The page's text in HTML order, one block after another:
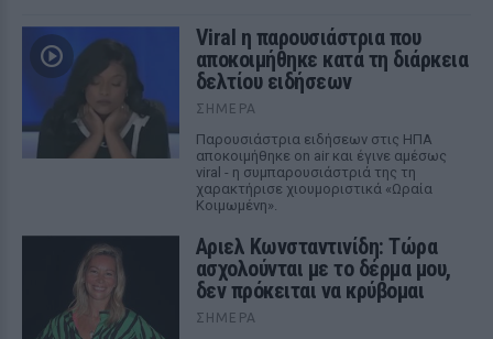
Viral η παρουσιάστρια που
αποκοιμήθηκε κατά τη διάρκεια
δελτίου ειδήσεων
ΣΉΜΕΡΑ
Παρουσιάστρια ειδήσεων στις ΗΠΑ
αποκοιμήθηκε on air και έγινε αμέσως
viral - η συμπαρουσιάστριά της τη
χαρακτήρισε χιουμοριστικά «Ωραία
Κοιμωμένη».
Αριελ Κωνσταντινίδη: Τώρα
ασχολούνται με το δέρμα μου,
δεν πρόκειται να κρύβομαι
ΣΉΜΕΡΑ